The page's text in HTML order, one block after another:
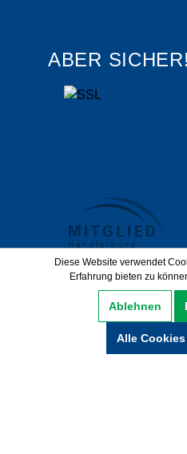
ABER SICHER!
Datenschutz
Hinweise zur
Diese Website verwendet
Erfahrung bieten zu
Ablehnen
Alle